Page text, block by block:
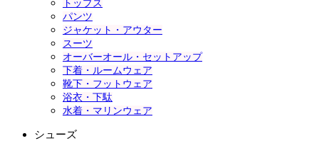
トップス
パンツ
ジャケット・アウター
スーツ
オーバーオール・セットアップ
下着・ルームウェア
靴下・フットウェア
浴衣・下駄
水着・マリンウェア
シューズ